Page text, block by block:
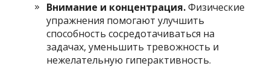
Внимание и концентрация.Физические
упражнения помогают улучшить
способность сосредотачиваться на
задачах, уменьшить тревожность и
нежелательную гиперактивность.